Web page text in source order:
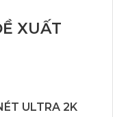
XUẤT